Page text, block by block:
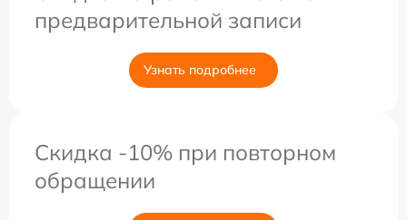
предварительной записи
Узнать подробнее
Скидка -10% при повторном
обращении